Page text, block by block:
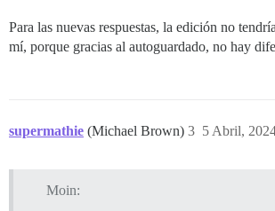
Para las nuevas respuestas, la edición no
mí, porque gracias al autoguardado, no hay
supermathie (Michael Brown) 5 Abril,
3
Moin: